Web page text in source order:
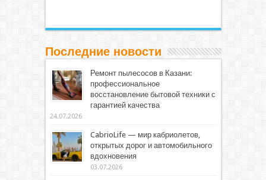
Последние новости
Ремонт пылесосов в Казани:
профессиональное
восстановление бытовой техники с
гарантией качества
24.07.2026
CabrioLife — мир кабриолетов,
открытых дорог и автомобильного
вдохновения
03.07.2026